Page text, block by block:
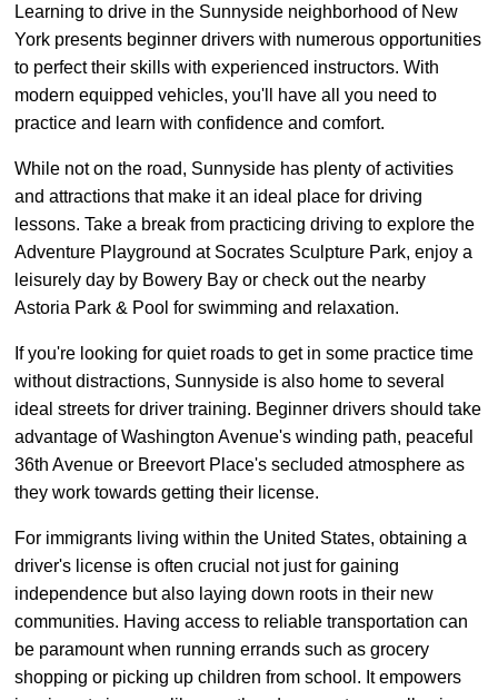
Learning to drive in the Sunnyside neighborhood of New
York presents beginner drivers with numerous opportunities
to perfect their skills with experienced instructors. With
modern equipped vehicles, you'll have all you need to
practice and learn with confidence and comfort.
While not on the road, Sunnyside has plenty of activities
and attractions that make it an ideal place for driving
lessons. Take a break from practicing driving to explore the
Adventure Playground at Socrates Sculpture Park, enjoy a
leisurely day by Bowery Bay or check out the nearby
Astoria Park & Pool for swimming and relaxation.
If you're looking for quiet roads to get in some practice time
without distractions, Sunnyside is also home to several
ideal streets for driver training. Beginner drivers should take
advantage of Washington Avenue's winding path, peaceful
36th Avenue or Breevort Place's secluded atmosphere as
they work towards getting their license.
For immigrants living within the United States, obtaining a
driver's license is often crucial not just for gaining
independence but also laying down roots in their new
communities. Having access to reliable transportation can
be paramount when running errands such as grocery
shopping or picking up children from school. It empowers